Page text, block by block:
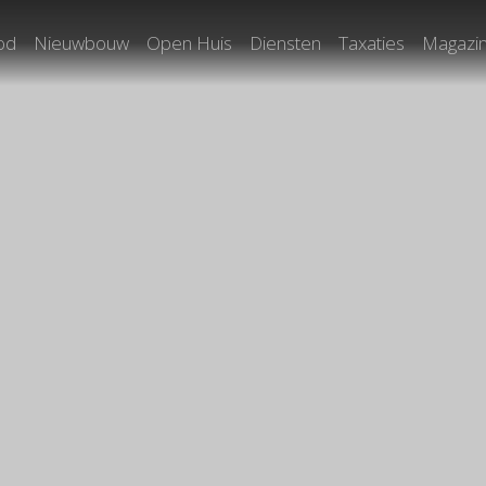
Nieuwbouw Open Huis Diensten Taxaties